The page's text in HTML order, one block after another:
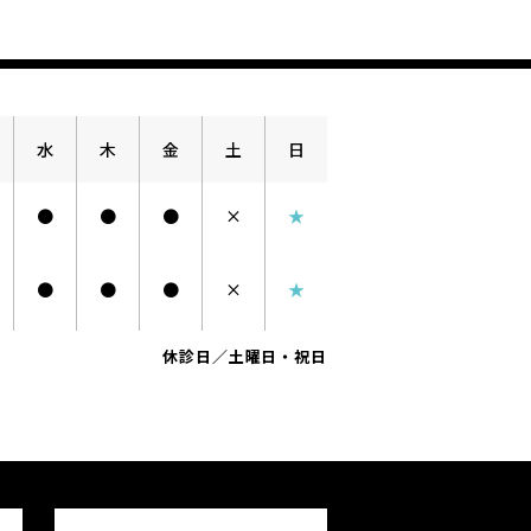
水 木 金 土 日
● ● ● × ★
● ● ● × ★
休診日／土曜日・祝日